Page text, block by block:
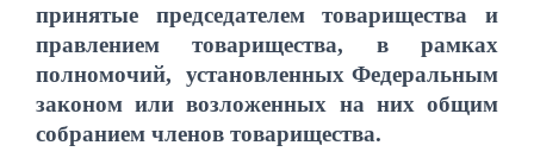
принятые председателем товарищества и
правлением товарищества, в рамках
полномочий, установленных Федеральным
законом или возложенных на них общим
собранием членов товарищества.